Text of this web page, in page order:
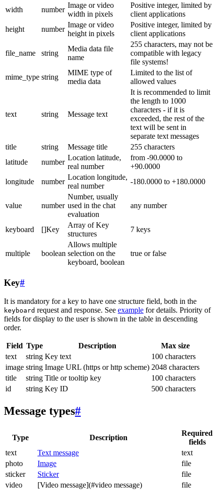
width
number
Image or video
width in pixels
Positive integer, limited by
client applications
height
number
Image or video
height in pixels
Positive integer, limited by
client applications
file_name string
Media data file
name
255 characters, may not be
compatible with legacy
file systems!
mime_type string
MIME type of
media data
Limited to the list of
allowed values
text string Message text
It is recommended to limit
the length to 1000
characters - if it is
exceeded, the rest of the
text will be sent in
separate text messages
title
string Message title
255 characters
latitude
number
Location latitude,
real number
from -90.0000 to
+90.0000
longitude
number
Location longitude,
real number
-180.0000 to +180.0000
value number
Number, usually
used in the chat
evaluation
any number
keyboard []Key
Array of Key
structures
7 keys
multiple boolean
Allows multiple
selection on the
keyboard, boolean
true or false
Key#
It is mandatory for a key to have one structure field, both in the
keyboard request and response. See example for details. Priority of
fields for display to the user is shown in the table in descending
order.
Field Type Description
Max size
text
string Key text
100 characters
image string Image URL (https or http scheme) 2048 characters
title
string Title or tooltip key
100 characters
id
string Key ID 500 characters
Message types#
Type Description
Required
fields
text
Text message
text
photo
Image
file
sticker
Sticker
file
video
[Video message](#video message)
file